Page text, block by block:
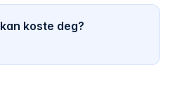
koste deg?